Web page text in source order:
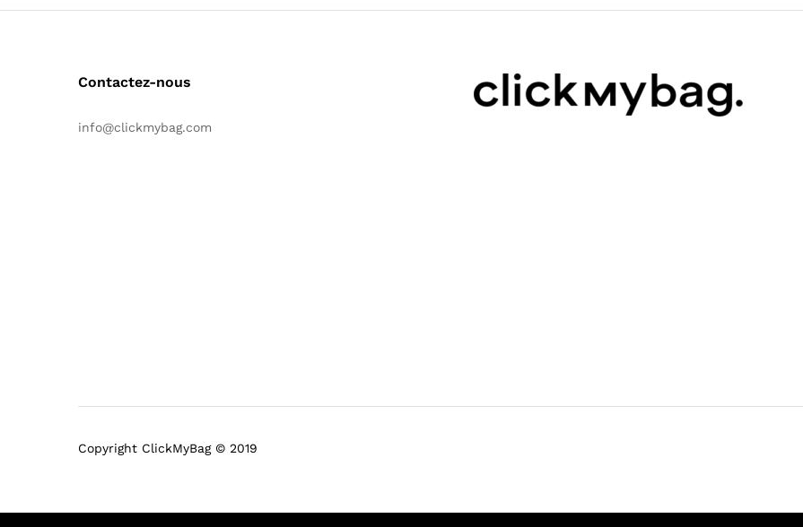
Contactez-nous
info@clickmybag.com
Copyright ClickMyBag © 2019